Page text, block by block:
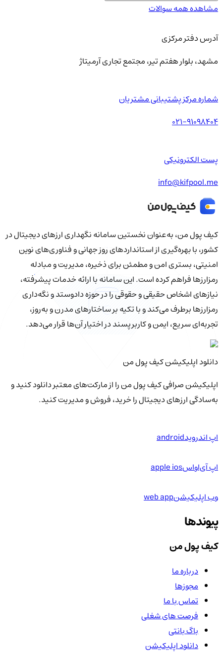
مشاهده همه سوالات
آدرس دفتر مرکزی
مشهد، بلوار هفتم تیر، مجتمع تجاری آرمیتاژ
شماره مرکز پشتیبانی مشتریان
021-91098404
پست الکترونیکی
info@kifpool.me
کیف‌ پول من، به‌عنوان نخستین سامانه نگهداری ارزهای دیجیتال در
کشور، با بهره‌گیری از استانداردهای روز جهانی و فناوری‌های نوین
امنیتی، بستری امن و مطمئن برای ذخیره، مدیریت و مبادله
رمزارزها فراهم کرده است. این سامانه با ارائه خدمات پیشرفته،
نیازهای اشخاص حقیقی و حقوقی را در حوزه دادوستد و نگه‌داری
رمزارزها برطرف می‌کند و با تکیه بر ساختارهای مدرن و به‌روز،
تجربه‌ای سریع، ایمن و کاربرپسند در اختیار آن‌ها قرار می‌دهد.
دانلود اپلیکیشن کیف‌ پول من
اپلیکیشن صرافی کیف پول من را از مارکت‌های معتبر دانلود کنید و
به‌سادگی ارزهای دیجیتال را خرید، فروش و مدیریت کنید.
اپ اندرویدandroid
اپ آی‌او‌اسapple ios
وب اپلیکیشنweb app
پیوندها
کیف پول من
درباره ما
مجوزها
تماس با ما
فرصت های شغلی
باگ بانتی
دانلود اپلیکیشن